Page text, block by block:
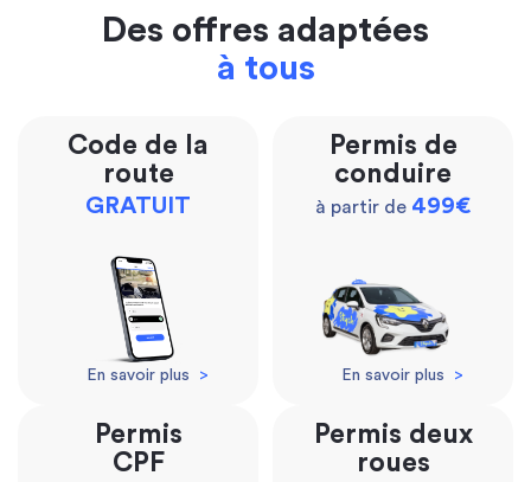
Des offres adaptées
à tous
Code de la
route
GRATUIT
En savoir plus >
Permis de
conduire
à partir de 499€
En savoir plus >
Permis
CPF
Permis deux
roues